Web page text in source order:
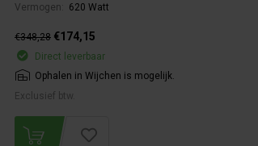
Vermogen:
620 Watt
€348,28 €174,15
Direct leverbaar
Ophalen in Wijchen is mogelijk.
Exclusief btw.